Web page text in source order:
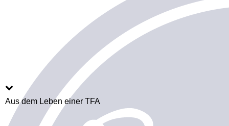
Aus dem Leben einer TFA